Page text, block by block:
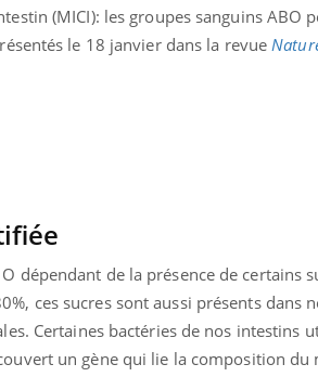
(MICI): les groupes sanguins ABO
le 18 janvier dans la revue
dépendant de la présence de certains
ces sucres sont aussi présents dans
Certaines bactéries de nos intestins
un gène qui lie la composition
Pourquoi votre ventre
gâche-t-il les premiers
jours de vos vacances ?